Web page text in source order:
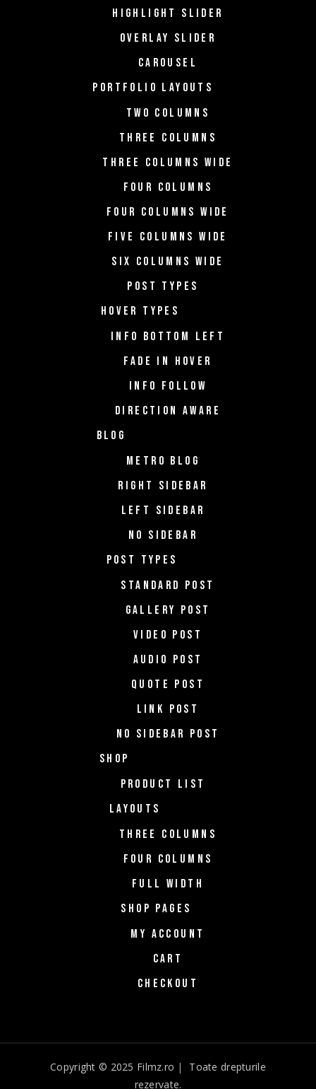
HIGHLIGHT SLIDER
OVERLAY SLIDER
CAROUSEL
PORTFOLIO LAYOUTS
TWO COLUMNS
THREE COLUMNS
THREE COLUMNS WIDE
FOUR COLUMNS
FOUR COLUMNS WIDE
FIVE COLUMNS WIDE
SIX COLUMNS WIDE
POST TYPES
HOVER TYPES
INFO BOTTOM LEFT
FADE IN HOVER
INFO FOLLOW
DIRECTION AWARE
BLOG
METRO BLOG
RIGHT SIDEBAR
LEFT SIDEBAR
NO SIDEBAR
POST TYPES
STANDARD POST
GALLERY POST
VIDEO POST
AUDIO POST
QUOTE POST
LINK POST
NO SIDEBAR POST
SHOP
PRODUCT LIST
LAYOUTS
THREE COLUMNS
FOUR COLUMNS
FULL WIDTH
SHOP PAGES
MY ACCOUNT
CART
CHECKOUT
Copyright © 2025 Filmz.ro |
Toate drepturile
rezervate.